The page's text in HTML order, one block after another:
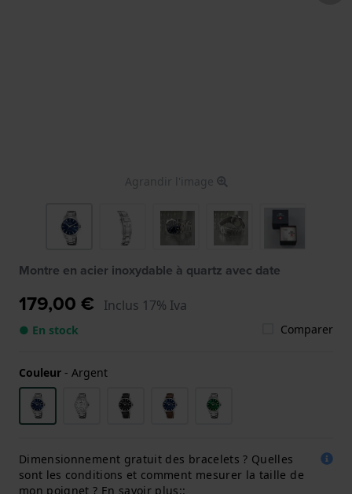
Agrandir l'image
Montre en acier inoxydable à quartz avec date
179,00 € Inclus 17% Iva
● En stock Comparer
Couleur - Argent
Dimensionnement gratuit des bracelets ? Quelles
sont les conditions et comment mesurer la taille de
mon poignet ? En savoir plus::